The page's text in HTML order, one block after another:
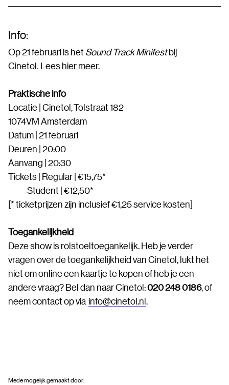
Info:
Op 21 februari is het Sound Track Minifestbij
Cinetol. Leeshiermeer.
Praktische info
Locatie | Cinetol, Tolstraat 182
1074VM Amsterdam
Datum | 21 februari
Deuren | 20:00
Aanvang | 20:30
Tickets | Regular | €15,75*
Student | €12,50*
[* ticketprijzen zijn inclusief €1,25 service kosten]
Toegankelijkheid
Deze show is rolstoeltoegankelijk. Heb je verder
vragen over de toegankelijkheid van Cinetol, lukt het
niet om online een kaartje te kopen of heb je een
andere vraag? Bel dan naar Cinetol:020 248 0186, of
neem contact op via info@cinetol.nl.
Mede mogelijk gemaakt door: